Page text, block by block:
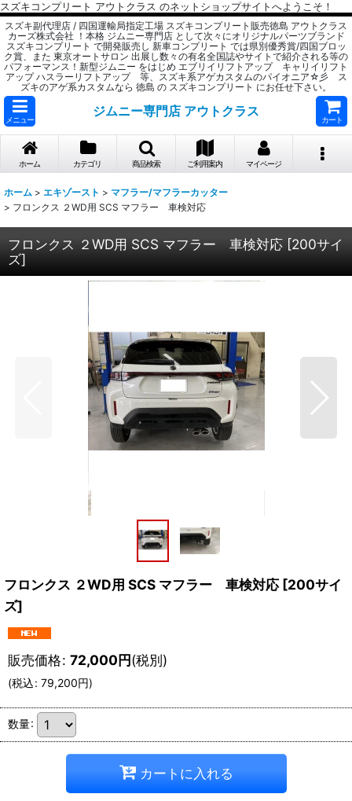
スズキコンプリート アウトクラス のネットショップサイトへようこそ！
スズキ副代理店 / 四国運輸局指定工場 スズキコンプリート販売徳島 アウトクラス
カーズ株式会社 ！本格 ジムニー専門店 として次々にオリジナルパーツブランド
スズキコンプリート で開発販売し 新車コンプリート では県別優秀賞/四国ブロッ
ク賞、また 東京オートサロン 出展し数々の有名全国誌やサイトで紹介される等の
パフォーマンス！新型ジムニー をはじめ エブリイリフトアップ キャリイリフト
アップ ハスラーリフトアップ 等、スズキ系アゲカスタムのパイオニア☆彡 ス
ズキのアゲ系カスタムなら 徳島 の スズキコンプリート にお任せ下さい。
メニュー
ジムニー専門店 アウトクラス
カート
ホーム カテゴリ 商品検索 ご利用案内 マイページ
ホーム > エキゾースト > マフラー/マフラーカッター
> フロンクス ２WD用 SCS マフラー 車検対応
フロンクス ２WD用 SCS マフラー 車検対応 [200サイ
ズ]
フロンクス ２WD用 SCS マフラー 車検対応 [200サイ
ズ]
販売価格: 72,000円(税別)
(税込: 79,200円)
数量:
カートに入れる